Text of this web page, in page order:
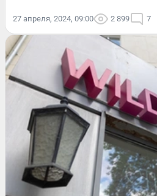
27 апреля, 2024, 09:00 2 899 7